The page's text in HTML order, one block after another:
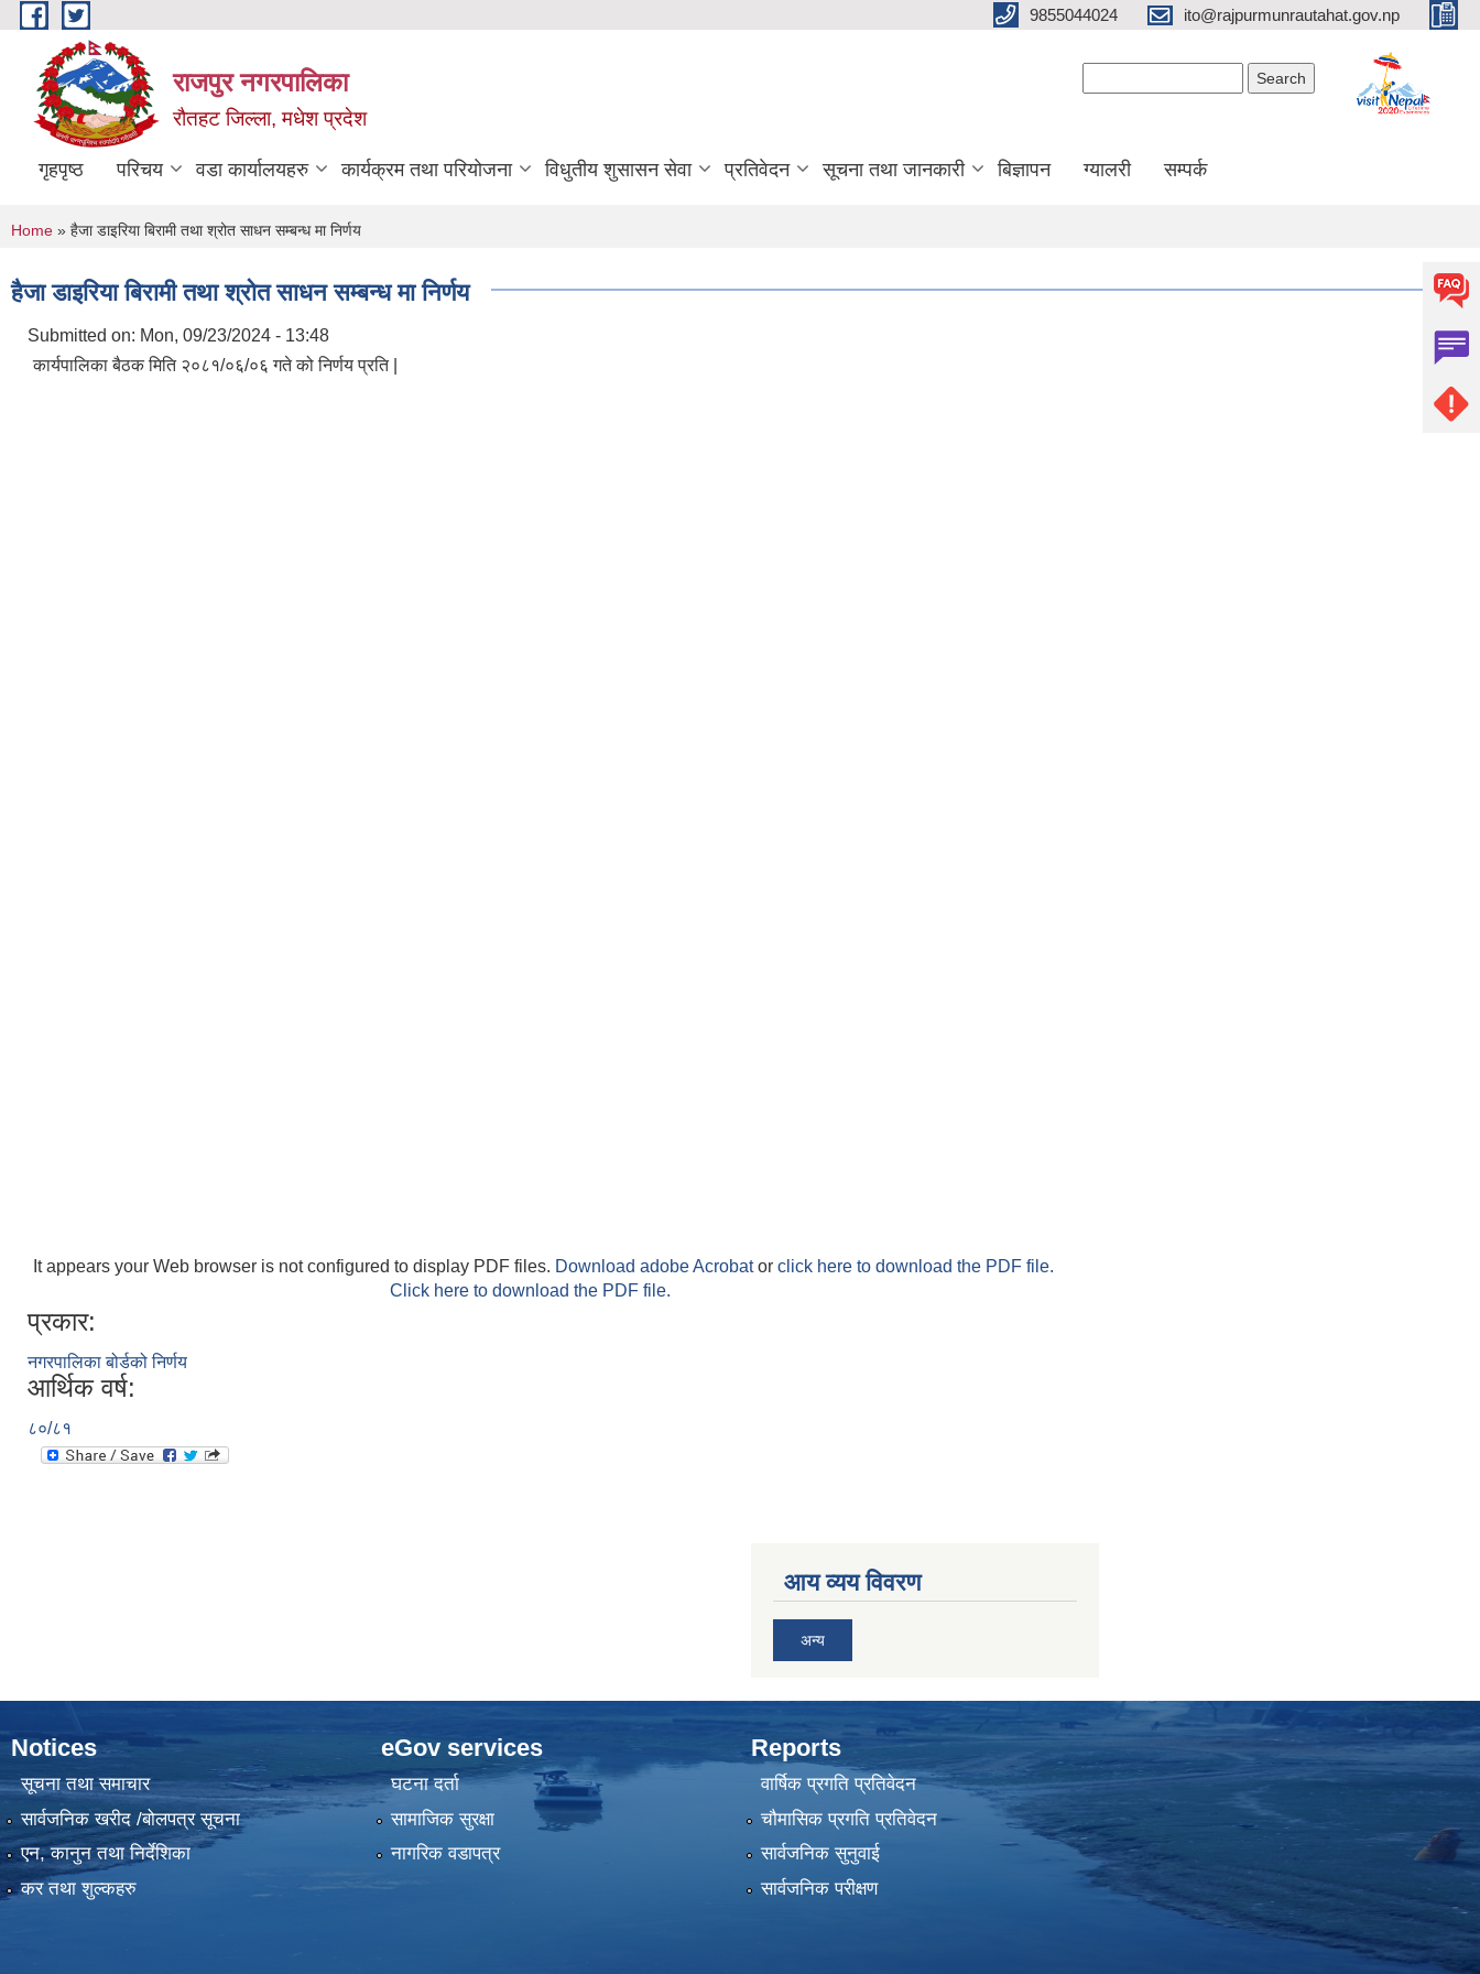
Skip to main content 9855044024 ito@rajpurmunrautahat.gov.np
राजपुर नगरपालिका
रौतहट जिल्ला, मधेश प्रदेश
गृहपृष्ठ परिचय वडा कार्यालयहरु कार्यक्रम तथा परियोजना विधुतीय शुसासन सेवा प्रतिवेदन सूचना तथा जानकारी बिज्ञापन ग्यालरी सम्पर्क
You are here
Home » हैजा डाइरिया बिरामी तथा श्रोत साधन सम्बन्ध मा निर्णय
हैजा डाइरिया बिरामी तथा श्रोत साधन सम्बन्ध मा निर्णय
Submitted on: Mon, 09/23/2024 - 13:48
कार्यपालिका बैठक मिति २०८१/०६/०६ गते को निर्णय प्रति |
It appears your Web browser is not configured to display PDF files. Download adobe Acrobator click here to download the PDF file.
Click here to download the PDF file.
प्रकार:
नगरपालिका बोर्डको निर्णय
आर्थिक वर्ष:
८०/८१
आय व्यय विवरण
अन्य
Notices
सूचना तथा समाचार
सार्वजनिक खरीद /बोलपत्र सूचना
एन, कानुन तथा निर्देशिका
कर तथा शुल्कहरु
eGov services
घटना दर्ता
सामाजिक सुरक्षा
नागरिक वडापत्र
Reports
वार्षिक प्रगति प्रतिवेदन
चौमासिक प्रगति प्रतिवेदन
सार्वजनिक सुनुवाई
सार्वजनिक परीक्षण